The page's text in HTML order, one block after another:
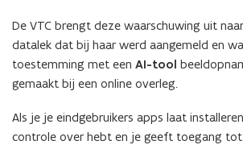
De VTC brengt deze waarschuwing uit
datalek dat bij haar werd aangemeld en
toestemming met een AI-tool
gemaakt bij een online overleg.
Als je je eindgebruikers apps laat
controle over hebt en je geeft toegang tot